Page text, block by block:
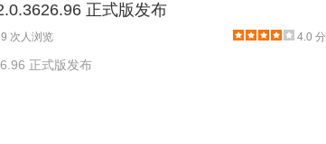
正式版发布
次人浏览 4.0 分
正式版发布